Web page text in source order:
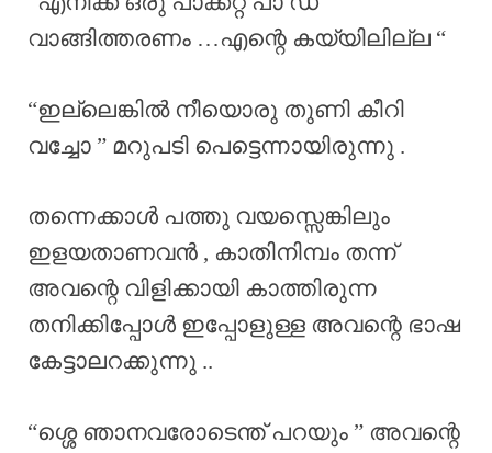
വാങ്ങിത്തരണം …എന്റെ കയ്യിലില്ല “
“ഇല്ലെങ്കിൽ നീയൊരു തുണി കീറി
വച്ചോ ” മറുപടി പെട്ടെന്നായിരുന്നു .
തന്നെക്കാൾ പത്തു വയസ്സെങ്കിലും
ഇളയതാണവൻ , കാതിനിമ്പം തന്ന്
അവന്റെ വിളിക്കായി കാത്തിരുന്ന
തനിക്കിപ്പോൾ ഇപ്പോളുള്ള അവന്റെ ഭാഷ
കേട്ടാലറക്കുന്നു ..
“ശ്ശെ ഞാനവരോടെന്ത് പറയും ” അവന്റെ